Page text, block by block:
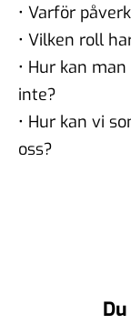
• Varför
• Vilken roll
• Hur kan
inte?
• Hur kan vi
oss?